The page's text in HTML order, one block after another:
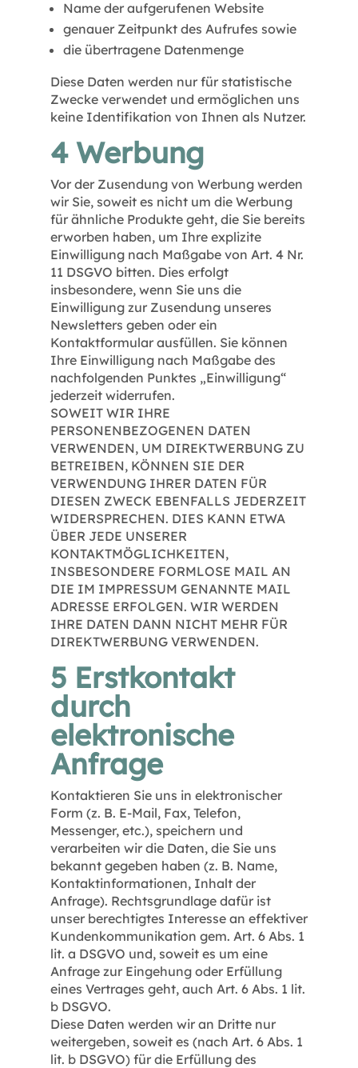
Name der aufgerufenen Website
genauer Zeitpunkt des Aufrufes sowie
die übertragene Datenmenge
Diese Daten werden nur für statistische
Zwecke verwendet und ermöglichen uns
keine Identifikation von Ihnen als Nutzer.
4 Werbung
Vor der Zusendung von Werbung werden
wir Sie, soweit es nicht um die Werbung
für ähnliche Produkte geht, die Sie bereits
erworben haben, um Ihre explizite
Einwilligung nach Maßgabe von Art. 4 Nr.
11 DSGVO bitten. Dies erfolgt
insbesondere, wenn Sie uns die
Einwilligung zur Zusendung unseres
Newsletters geben oder ein
Kontaktformular ausfüllen. Sie können
Ihre Einwilligung nach Maßgabe des
nachfolgenden Punktes „Einwilligung“
jederzeit widerrufen.
SOWEIT WIR IHRE
PERSONENBEZOGENEN DATEN
VERWENDEN, UM DIREKTWERBUNG ZU
BETREIBEN, KÖNNEN SIE DER
VERWENDUNG IHRER DATEN FÜR
DIESEN ZWECK EBENFALLS JEDERZEIT
WIDERSPRECHEN. DIES KANN ETWA
ÜBER JEDE UNSERER
KONTAKTMÖGLICHKEITEN,
INSBESONDERE FORMLOSE MAIL AN
DIE IM IMPRESSUM GENANNTE MAIL
ADRESSE ERFOLGEN. WIR WERDEN
IHRE DATEN DANN NICHT MEHR FÜR
DIREKTWERBUNG VERWENDEN.
5 Erstkontakt
durch
elektronische
Anfrage
Kontaktieren Sie uns in elektronischer
Form (z. B. E-Mail, Fax, Telefon,
Messenger, etc.), speichern und
verarbeiten wir die Daten, die Sie uns
bekannt gegeben haben (z. B. Name,
Kontaktinformationen, Inhalt der
Anfrage). Rechtsgrundlage dafür ist
unser berechtigtes Interesse an effektiver
Kundenkommunikation gem. Art. 6 Abs. 1
lit. a DSGVO und, soweit es um eine
Anfrage zur Eingehung oder Erfüllung
eines Vertrages geht, auch Art. 6 Abs. 1 lit.
b DSGVO.
Diese Daten werden wir an Dritte nur
weitergeben, soweit es (nach Art. 6 Abs. 1
lit. b DSGVO) für die Erfüllung des